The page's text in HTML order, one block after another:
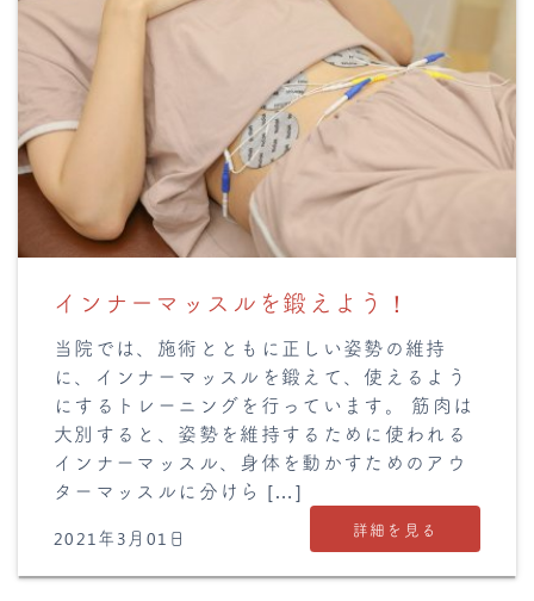
インナーマッスルを鍛えよう！
当院では、施術とともに正しい姿勢の維持
に、インナーマッスルを鍛えて、使えるよう
にするトレーニングを行っています。 筋肉は
大別すると、姿勢を維持するために使われる
インナーマッスル、身体を動かすためのアウ
ターマッスルに分けら […]
2021年3月01日 詳細を見る